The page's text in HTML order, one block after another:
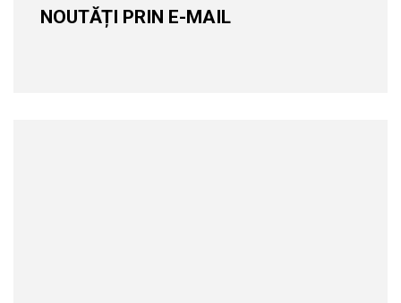
NOUTĂȚI PRIN E-MAIL